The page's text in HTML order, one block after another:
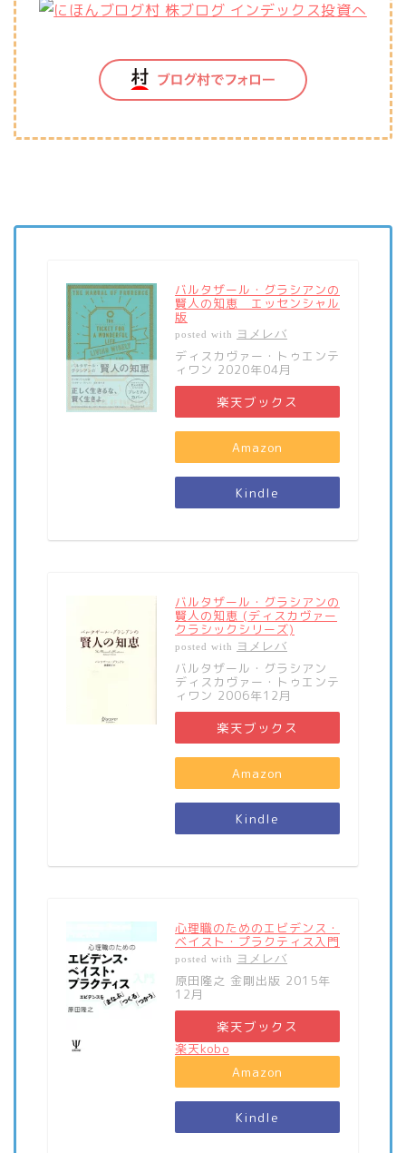
バルタザール・グラシアンの
賢人の知恵 エッセンシャル
版
posted with ヨメレバ
ディスカヴァー・トゥエンテ
ィワン 2020年04月
楽天ブックス
Amazon
Kindle
バルタザール・グラシアンの
賢人の知恵 (ディスカヴァー
クラシックシリーズ)
posted with ヨメレバ
バルタザール・グラシアン
ディスカヴァー・トゥエンテ
ィワン 2006年12月
楽天ブックス
Amazon
Kindle
心理職のためのエビデンス・
ベイスト・プラクティス入門
posted with ヨメレバ
原田隆之 金剛出版 2015年
12月
楽天ブックス
楽天kobo
Amazon
Kindle